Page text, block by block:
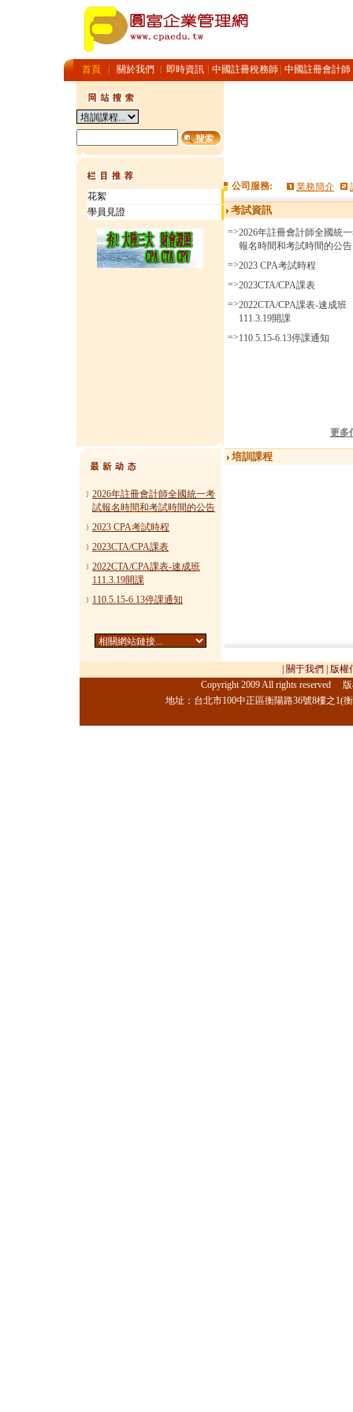
首頁 關於我們 即時資訊 中國註冊稅務師 中國註冊會計師
花絮
學員見證
公司服務: 業務簡介
考試資訊
=>2026年註冊會計師全國統
報名時間和考試時間的公告
=>2023 CPA考試時程
=>2023CTA/CPA課表
=>2022CTA/CPA課表-速成班
111.3.19開課
=>110.5.15-6.13停課通知
更多
﹞ 2026年註冊會計師全國統一考
試報名時間和考試時間的公告
﹞ 2023 CPA考試時程
﹞ 2023CTA/CPA課表
﹞ 2022CTA/CPA課表-速成班
111.3.19開課
﹞ 110.5.15-6.13停課通知
培訓課程
關于我們
版權
Copyright 2009 All rights reserved
地址：台北市100中正區衡陽路36號8樓之1(